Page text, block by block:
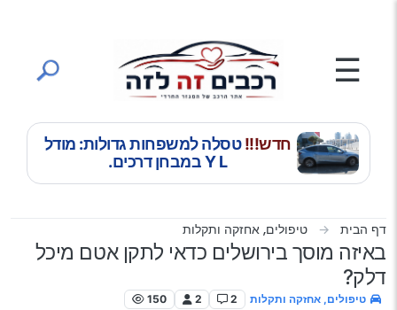
☰
חדש!!!טסלה למשפחות גדולות: מודל
Y L במבחן דרכים.
דף הבית טיפולים, אחזקה ותקלות
באיזה מוסך בירושלים כדאי לתקן אטם מיכל
דלק?
טיפולים, אחזקה ותקלות 2
2
150